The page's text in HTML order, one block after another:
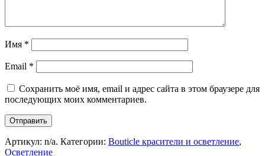
Имя *
Email *
Сохранить моё имя, email и адрес сайта в этом браузере для
последующих моих комментариев.
Артикул: n/a. Категории: Bouticle красители и осветление,
Осветление